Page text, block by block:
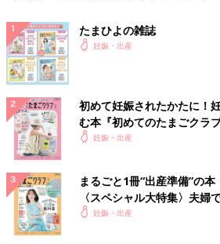
たまひよの雑誌
妊娠・出産
初めて妊娠されたかたに！
む本『初めてのたまごクラブ
妊娠・出産
まるごと1冊“出産準備”の本
〈スペシャル大特集〉夫婦
妊娠・出産